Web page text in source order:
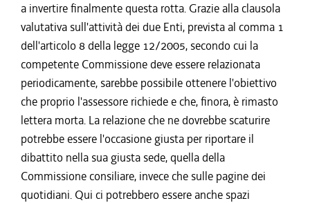
a invertire finalmente questa rotta. Grazie alla clausola
valutativa sull'attività dei due Enti, prevista al comma 1
dell'articolo 8 della legge 12/2005, secondo cui la
competente Commissione deve essere relazionata
periodicamente, sarebbe possibile ottenere l'obiettivo
che proprio l'assessore richiede e che, finora, è rimasto
lettera morta. La relazione che ne dovrebbe scaturire
potrebbe essere l'occasione giusta per riportare il
dibattito nella sua giusta sede, quella della
Commissione consiliare, invece che sulle pagine dei
quotidiani. Qui ci potrebbero essere anche spazi